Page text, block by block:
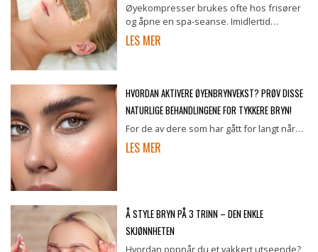
Øyekompresser brukes ofte hos frisører
og åpne en spa-seanse. Imidlertid…
LES MER
HVORDAN AKTIVERE ØYENBRYNVEKST? PRØV DISSE
NATURLIGE BEHANDLINGENE FOR TYKKERE BRYN!
For de av dere som har gått for langt når…
LES MER
Å STYLE BRYN PÅ 3 TRINN – DEN ENKLE
SKJØNNHETEN
Hvordan oppnår du et vakkert utseende?